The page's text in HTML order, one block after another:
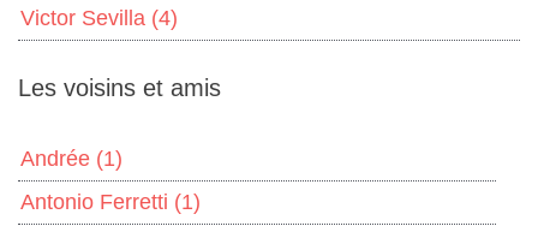
Victor Sevilla (4)
Les voisins et amis
Andrée (1)
Antonio Ferretti (1)